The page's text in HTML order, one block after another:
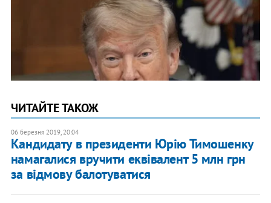
ЧИТАЙТЕ ТАКОЖ
06 березня 2019, 20:04
Кандидату в президенти Юрію Тимошенку
намагалися вручити еквівалент 5 млн грн
за відмову балотуватися